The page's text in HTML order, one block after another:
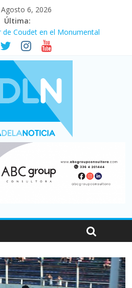
Agosto 6, 2026
Última:
de Coudet en el Monumental
más alto en dos décadas y ya
Santa Fe
41.000 kioscos: el sector
más movimiento y consumo
viajaron por el país, un 5,9%
usados en julio: bajó un 12,6%